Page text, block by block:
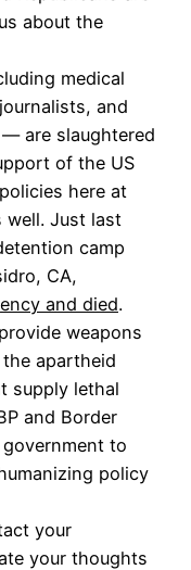
about the
medical
and
are slaughtered
of the US
here at
well. Just last
camp
CA,
and died.
weapons
apartheid
supply lethal
and Border
to
policy
your
your thoughts